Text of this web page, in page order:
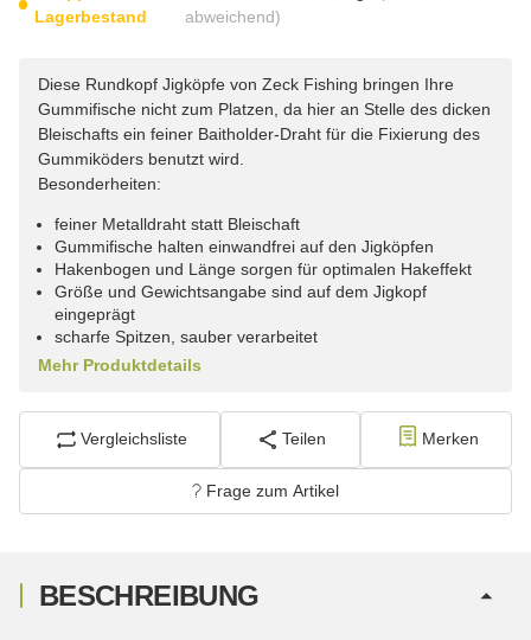
Lagerbestand
abweichend)
Diese Rundkopf Jigköpfe von Zeck Fishing bringen Ihre
Gummifische nicht zum Platzen, da hier an Stelle des dicken
Bleischafts ein feiner Baitholder-Draht für die Fixierung des
Gummiköders benutzt wird.
Besonderheiten:
feiner Metalldraht statt Bleischaft
Gummifische halten einwandfrei auf den Jigköpfen
Hakenbogen und Länge sorgen für optimalen Hakeffekt
Größe und Gewichtsangabe sind auf dem Jigkopf
eingeprägt
scharfe Spitzen, sauber verarbeitet
Mehr Produktdetails
Vergleichsliste Teilen Merken
Frage zum Artikel
BESCHREIBUNG